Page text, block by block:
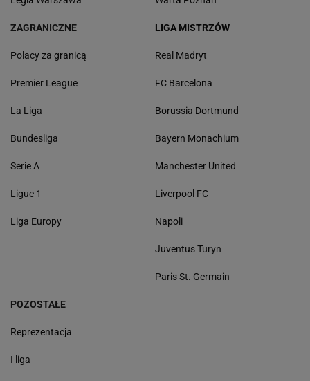
ZAGRANICZNE
Polacy za granicą
Premier League
La Liga
Bundesliga
Serie A
Ligue 1
Liga Europy
LIGA MISTRZÓW
Real Madryt
FC Barcelona
Borussia Dortmund
Bayern Monachium
Manchester United
Liverpool FC
Napoli
Juventus Turyn
Paris St. Germain
POZOSTAŁE
Reprezentacja
I liga